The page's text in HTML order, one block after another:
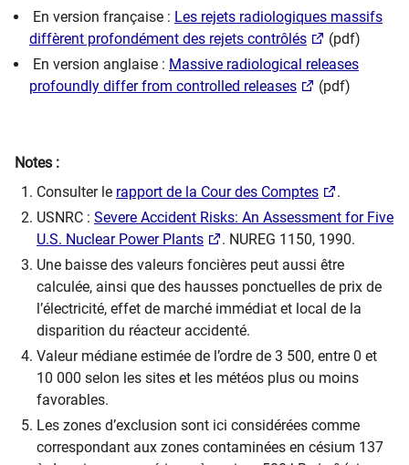
En version française : Les rejets radiologiques massifs
diffèrent profondément des rejets contrôlés
(pdf)
En version anglaise : Massive radiological releases
profoundly differ from controlled releases
(pdf)
Notes :
Consulter le rapport de la Cour des Comptes
.
USNRC : Severe Accident Risks: An Assessment for Five
U.S. Nuclear Power Plants
. NUREG 1150, 1990.
Une baisse des valeurs foncières peut aussi être
calculée, ainsi que des hausses ponctuelles de prix de
l’électricité, effet de marché immédiat et local de la
disparition du réacteur accidenté.
Valeur médiane estimée de l’ordre de 3 500, entre 0 et
10 000 selon les sites et les météos plus ou moins
favorables.
Les zones d’exclusion sont ici considérées comme
correspondant aux zones contaminées en césium 137